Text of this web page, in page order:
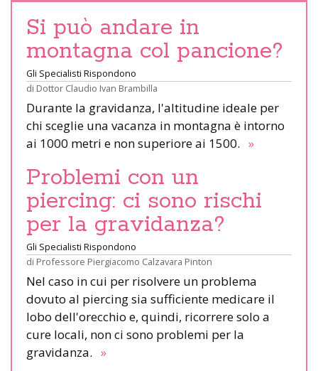
Si può andare in
montagna col pancione?
Gli Specialisti Rispondono
di Dottor Claudio Ivan Brambilla
Durante la gravidanza, l'altitudine ideale per
chi sceglie una vacanza in montagna è intorno
ai 1000 metri e non superiore ai 1500. »
Problemi con un
piercing: ci sono rischi
per la gravidanza?
Gli Specialisti Rispondono
di Professore Piergiacomo Calzavara Pinton
Nel caso in cui per risolvere un problema
dovuto al piercing sia sufficiente medicare il
lobo dell'orecchio e, quindi, ricorrere solo a
cure locali, non ci sono problemi per la
gravidanza. »